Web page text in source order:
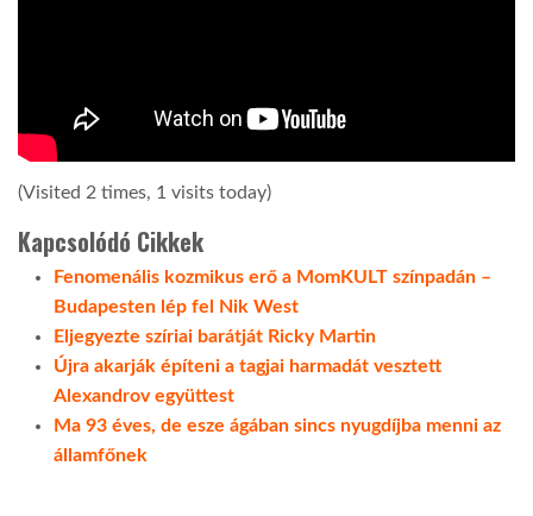
(Visited 2 times, 1 visits today)
Kapcsolódó Cikkek
Fenomenális kozmikus erő a MomKULT színpadán –
Budapesten lép fel Nik West
Eljegyezte szíriai barátját Ricky Martin
Újra akarják építeni a tagjai harmadát vesztett
Alexandrov együttest
Ma 93 éves, de esze ágában sincs nyugdíjba menni az
államfőnek